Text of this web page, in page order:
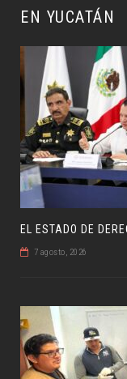
EN YUCATÁN
EL ESTADO DE
7 agosto, 2026